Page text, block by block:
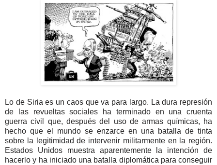
Lo de Siria es un caos que va para largo. La dura represión
de las revueltas sociales ha terminado en una cruenta
guerra civil que, después del uso de armas químicas, ha
hecho que el mundo se enzarce en una batalla de tinta
sobre la legitimidad de intervenir militarmente en la región.
Estados Unidos muestra aparentemente la intención de
hacerlo y ha iniciado una batalla diplomática para conseguir